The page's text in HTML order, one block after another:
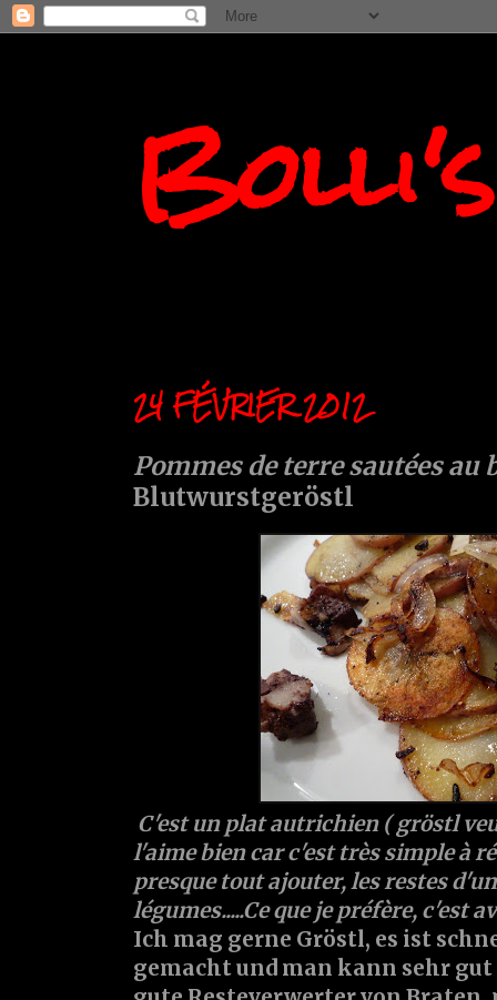
24 FÉVRIER 2012
Pommes de terre sautées au
Blutwurstgeröstl
C'est un plat autrichien ( gröstl
l'aime bien car c'est très simple à
presque tout ajouter, les restes
légumes.....Ce que je préfère, c'est
Ich mag gerne Gröstl, es ist
gemacht und man kann sehr